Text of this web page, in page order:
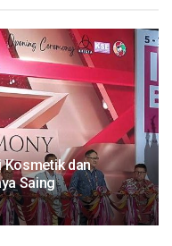
Kosmetik dan
Saing